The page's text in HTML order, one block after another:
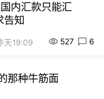
内汇款只能汇
告知
天19:09 527 6
那种牛筋面